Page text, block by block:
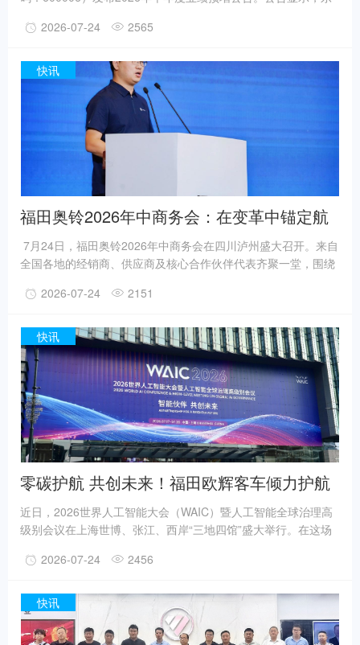
至13,000万元，同比增长23.45%至33.74%。新能源整车销售1.9
发动机销量16万台、同比增长26%。这组数据的背后，是东风股
份在新能源转型、发动机业务和海外市场三条主线上持续发力的
阶段性印证。
2026-07-24 2565
快讯
福田奥铃2026年中商务会：在变革中锚定航
向，以长期主义驱动长效增长
7月24日，福田奥铃2026年中商务会在四川泸州盛大召开。来自
全国各地的经销商、供应商及核心合作伙伴代表齐聚一堂，围绕
营成果、部署下半年战略重心。 于变局中保持定力 以长期主义
渗透率从一季度的22.8%跃升至二季度的40%以上，市场从缓慢
变化骤然进入加速拐点。存量博弈与结构重塑并行，新能源轻卡
成为主要增长赛道，销售通路加速向直销、经租等多元化模式
2026-07-24 2151
快讯
零碳护航 共创未来！福田欧辉客车倾力护航
2026世界人工智能大会
近日，2026世界人工智能大会（WAIC）暨人工智能全球治理高
级别会议在上海世博、张江、西岸“三地四馆”盛大举行。在这场
绿色、高效、舒适的高品质客运接驳服务，向世界展现中国客车
“智能伙伴 共创未来”为主题，展览面积超10万平方米，汇聚了全
球1100余家企业参展，3000多项产品亮相，超300款AI产品全球
首发，近140场论坛同步举行。
2026-07-24 2456
快讯